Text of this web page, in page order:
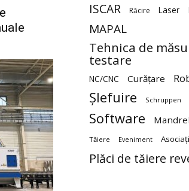
ISCAR Răcire Laser
MAPAL
Tehnica de
testare
NC/CNC Curățare
Șlefuire Schruppen
Software Mandrel
Tăiere Eveniment
Plăci de tăiere